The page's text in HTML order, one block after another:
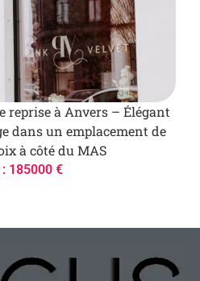
reprise à Anvers – Élégant
dans un emplacement de
à côté du MAS
185000 €